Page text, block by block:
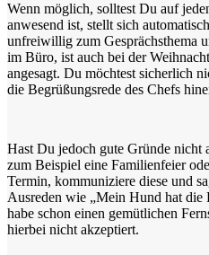
Wenn möglich, solltest Du auf
anwesend ist, stellt sich
unfreiwillig zum Gesprächsthema
im Büro, ist auch bei der
angesagt. Du möchtest sicherlich
die Begrüßungsrede des Chefs
Hast Du jedoch gute Gründe nicht
zum Beispiel eine Familienfeier
Termin, kommuniziere diese und
Ausreden wie „Mein Hund hat die
habe schon einen gemütlichen
hierbei nicht akzeptiert.